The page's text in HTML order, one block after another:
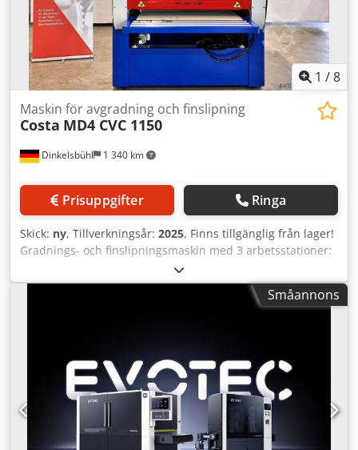
1 /8
Dinkelsbühl 1 340 km
Maskin för avgradning och finslipning
Costa MD4 CVC 1150
Prisuppgifter Ringa
Skick: ny, Tillverkningsår: 2025, Finns tillgänglig från lager!
Gradnings- och finslipningsmaskin med 3 arbetsstationer:
Slipband – borststation – slipband Effektiv maximal
arbetsbredd: 1150 mm Standard arbetsstyckestjocklek: 0,8
– 150 mm Digital visning av arbetsstyckestjocklek på
elektroniskt styrd fotocell, nödstop vid snedgång eller
bandbrott Steglöst justerbar matningshastighet på
matningsmattan inkl. följande tillval: Förberedelse av
maskinbas för trucklastning Utsugskollektor i galvaniserad
plåt för maskin med 3 bearbetningsenheter plus 1 extern
Småannons